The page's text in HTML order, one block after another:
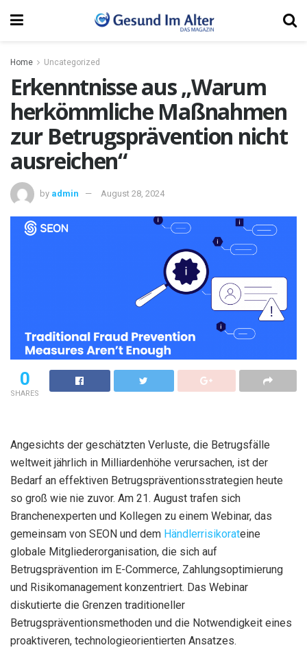
Home Uncategorized
Erkenntnisse aus „Warum
herkömmliche Maßnahmen
zur Betrugsprävention nicht
ausreichen“
by admin August 28, 2024
0
SHARES
Angesichts der geschätzten Verluste, die Betrugsfälle
weltweit jährlich in Milliardenhöhe verursachen, ist der
Bedarf an effektiven Betrugspräventionsstrategien heute
so groß wie nie zuvor. Am 21. August trafen sich
Branchenexperten und Kollegen zu einem Webinar, das
gemeinsam von SEON und dem Händlerrisikorateine
globale Mitgliederorganisation, die sich auf
Betrugsprävention im E-Commerce, Zahlungsoptimierung
und Risikomanagement konzentriert. Das Webinar
diskutierte die Grenzen traditioneller
Betrugspräventionsmethoden und die Notwendigkeit eines
proaktiveren, technologieorientierten Ansatzes.